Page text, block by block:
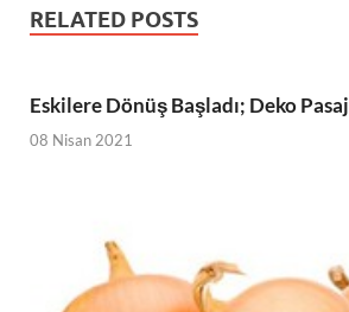
RELATED POSTS
Eskilere Dönüş Başladı; Deko Pasaj
08 Nisan 2021